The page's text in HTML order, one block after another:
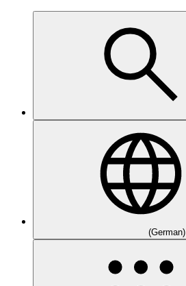
(German)